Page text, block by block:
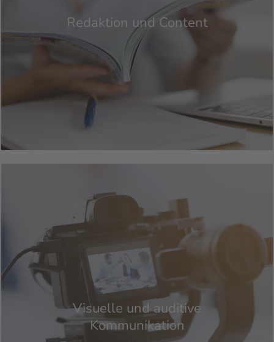
Redaktion und Content
Visuelle und auditive
Kommunikation